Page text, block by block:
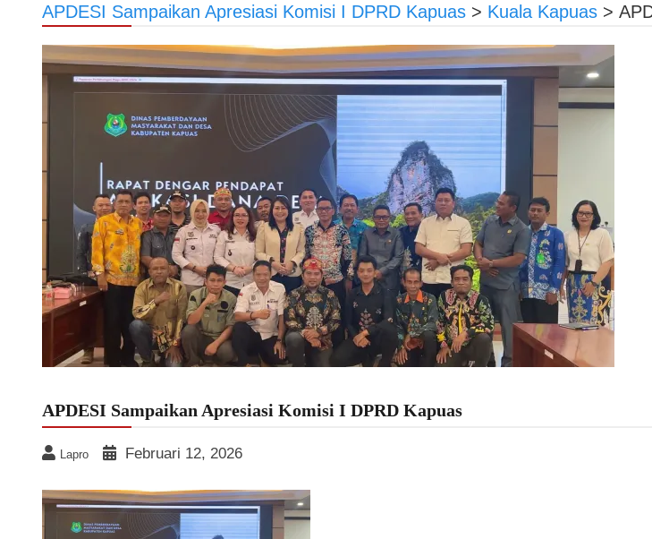
APDESI Sampaikan Apresiasi Komisi I DPRD Kapuas > Kuala Kapuas >
APDESI Sampaikan Apresiasi Komisi I DPRD Kapuas
Lapro Februari 12, 2026